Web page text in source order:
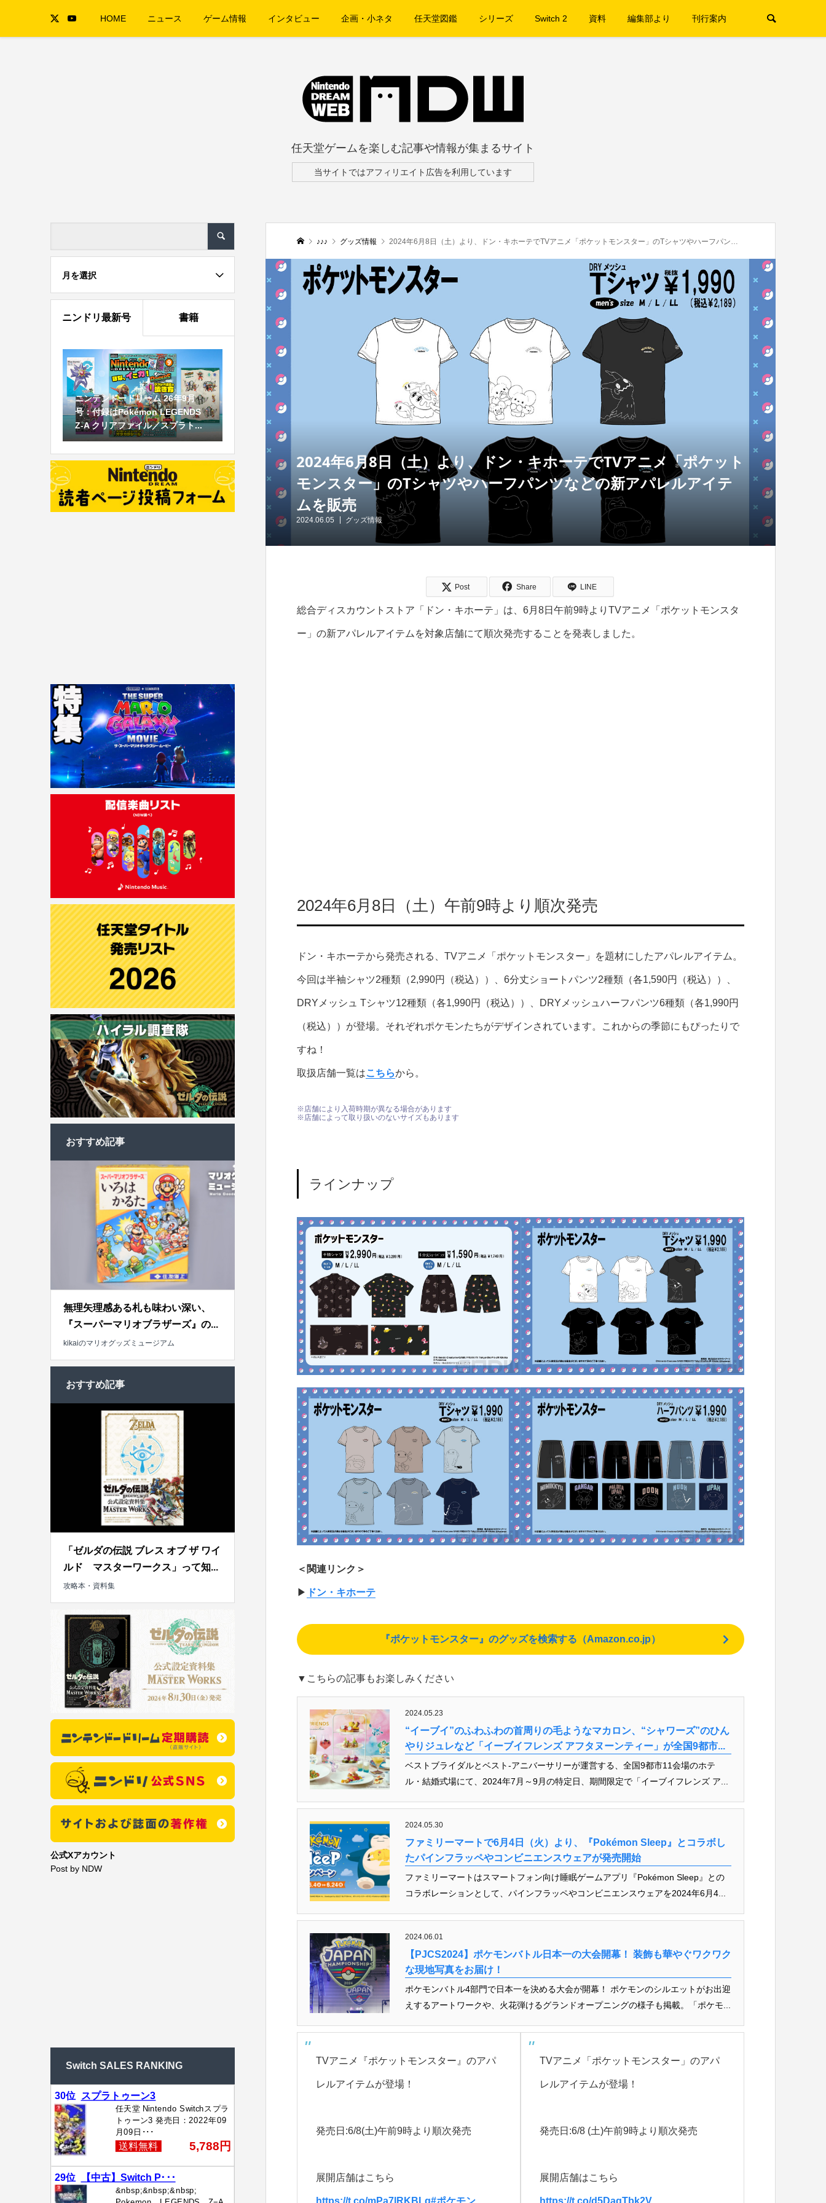
HOME ニュース ゲーム情報 インタビュー 企画・小ネタ 任天堂図鑑 シリーズ Switch 2 資料 編集部より 刊行案内
任天堂ゲームを楽しむ記事や情報が集まるサイト
当サイトではアフィリエイト広告を利用しています
♪♪♪ グッズ情報 2024年6月8日（土）より、ドン・キホーテでTVアニメ「ポケットモンスター」のTシャツやハーフパンツなどの新アパレルアイテムを販売
2024年6月8日（土）より、ドン・キホーテでTVアニメ「ポケット
モンスター」のTシャツやハーフパンツなどの新アパレルアイテ
ムを販売
2024.06.05 グッズ情報
Post Share LINE
総合ディスカウントストア「ドン・キホーテ」は、6月8日午前9時よりTVアニメ「ポケットモンスタ
ー」の新アパレルアイテムを対象店舗にて順次発売することを発表しました。
2024年6月8日（土）午前9時より順次発売
ドン・キホーテから発売される、TVアニメ「ポケットモンスター」を題材にしたアパレルアイテム。
今回は半袖シャツ2種類（2,990円（税込））、6分丈ショートパンツ2種類（各1,590円（税込））、
DRYメッシュ Tシャツ12種類（各1,990円（税込））、DRYメッシュハーフパンツ6種類（各1,990円
（税込））が登場。それぞれポケモンたちがデザインされています。これからの季節にもぴったりで
すね！
取扱店舗一覧はこちらから。
※店舗により入荷時期が異なる場合があります
※店舗によって取り扱いのないサイズもあります
ラインナップ
＜関連リンク＞
▶︎ ドン・キホーテ
『ポケットモンスター』のグッズを検索する（Amazon.co.jp）
▼こちらの記事もお楽しみください
2024.05.23
“イーブイ”のふわふわの首周りの毛ようなマカロン、“シャワーズ”のひん
やりジュレなど「イーブイフレンズ アフタヌーンティー」が全国9都市...
ベストブライダルとベスト-アニバーサリーが運営する、全国9都市11会場のホテ
ル・結婚式場にて、2024年7月～9月の特定日、期間限定で「イーブイフレンズ ア...
2024.05.30
ファミリーマートで6月4日（火）より、『Pokémon Sleep』とコラボし
たパインフラッペやコンビニエンスウェアが発売開始
ファミリーマートはスマートフォン向け睡眠ゲームアプリ『Pokémon Sleep』との
コラボレーションとして、パインフラッペやコンビニエンスウェアを2024年6月4...
2024.06.01
【PJCS2024】ポケモンバトル日本一の大会開幕！ 装飾も華やぐワクワク
な現地写真をお届け！
ポケモンバトル4部門で日本一を決める大会が開幕！ ポケモンのシルエットがお出迎
えするアートワークや、火花弾けるグランドオープニングの様子も掲載。「ポケモ...
TVアニメ『ポケットモンスター』のアパ
レルアイテムが登場！
発売日:6/8(土)午前9時より順次発売
展開店舗はこちら
https://t.co/mPa7lRKBLg#ポケモン
TVアニメ「ポケットモンスター」のアパ
レルアイテムが登場！
発売日:6/8 (土)午前9時より順次発売
展開店舗はこちら
https://t.co/d5DagTbk2V
月を選択
ニンドリ最新号 書籍
ニンテンドードリーム 26年9月
号：付録はPokémon LEGENDS
Z-A クリアファイル／スプラト...
おすすめ記事
無理矢理感ある札も味わい深い、
『スーパーマリオブラザーズ』の...
kikaiのマリオグッズミュージアム
おすすめ記事
「ゼルダの伝説 ブレス オブ ザ ワイ
ルド マスターワークス」って知...
攻略本・資料集
公式Xアカウント
Post by NDW
Switch SALES RANKING